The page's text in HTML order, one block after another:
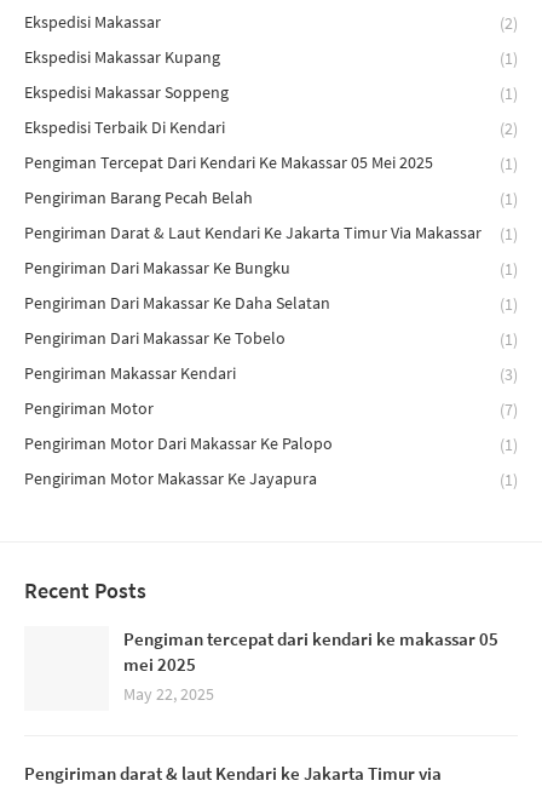
Ekspedisi Makassar
(2)
Ekspedisi Makassar Kupang
(1)
Ekspedisi Makassar Soppeng
(1)
Ekspedisi Terbaik Di Kendari
(2)
Pengiman Tercepat Dari Kendari Ke Makassar 05 Mei 2025
(1)
Pengiriman Barang Pecah Belah
(1)
Pengiriman Darat & Laut Kendari Ke Jakarta Timur Via Makassar
(1)
Pengiriman Dari Makassar Ke Bungku
(1)
Pengiriman Dari Makassar Ke Daha Selatan
(1)
Pengiriman Dari Makassar Ke Tobelo
(1)
Pengiriman Makassar Kendari
(3)
Pengiriman Motor
(7)
Pengiriman Motor Dari Makassar Ke Palopo
(1)
Pengiriman Motor Makassar Ke Jayapura
(1)
Recent Posts
Pengiman tercepat dari kendari ke makassar 05
mei 2025
May 22, 2025
Pengiriman darat & laut Kendari ke Jakarta Timur via